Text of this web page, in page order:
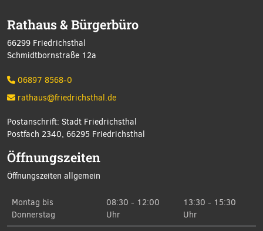
Rathaus & Bürgerbüro
66299 Friedrichsthal
Schmidtbornstraße 12a
06897 8568-0
rathaus@friedrichsthal.de
Postanschrift: Stadt Friedrichsthal
Postfach 2340, 66295 Friedrichsthal
Öffnungszeiten
Öffnungszeiten allgemein
Montag bis
Donnerstag
08:30 - 12:00
Uhr
13:30 - 15:30
Uhr